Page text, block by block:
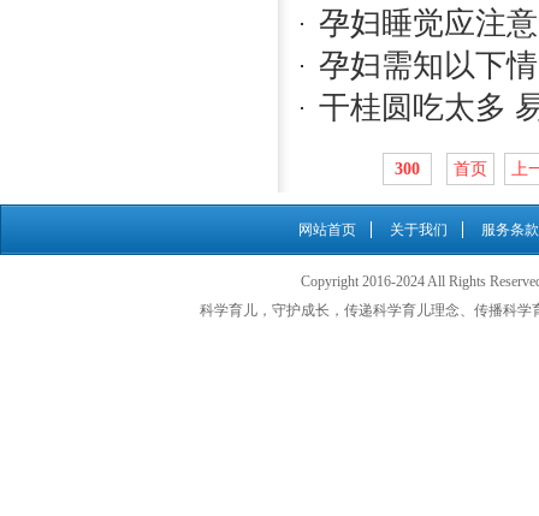
孕妇睡觉应注
孕妇需知以下
干桂圆吃太多
300 首页 上
网站首页 关于我们 服务条款
Copyright 2016-2024 All Rights
科学育儿，守护成长，传递科学育儿理念、传播科学